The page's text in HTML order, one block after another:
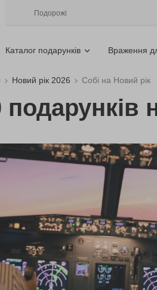
Подорожі
Каталог подарунків Враження
Новий рік 2026 Собі на Новий рік
подарунків